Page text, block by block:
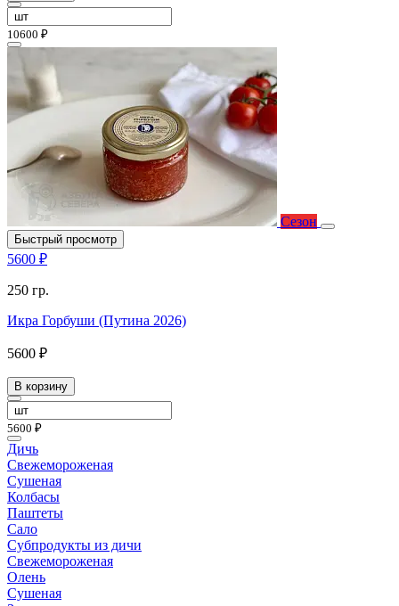
10600 ₽
Сезон
Быстрый просмотр
5600 ₽
250 гр.
Икра Горбуши (Путина 2026)
5600 ₽
В корзину
5600 ₽
Дичь
Свежемороженая
Сушеная
Колбасы
Паштеты
Сало
Субпродукты из дичи
Свежемороженая
Олень
Сушеная